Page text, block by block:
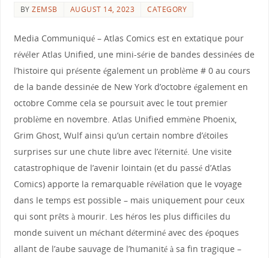
BYZEMSB AUGUST 14, 2023 CATEGORY
Media Communiqué – Atlas Comics est en extatique pour
révéler Atlas Unified, une mini-série de bandes dessinées de
l’histoire qui présente également un problème # 0 au cours
de la bande dessinée de New York d’octobre également en
octobre Comme cela se poursuit avec le tout premier
problème en novembre. Atlas Unified emmène Phoenix,
Grim Ghost, Wulf ainsi qu’un certain nombre d’étoiles
surprises sur une chute libre avec l’éternité. Une visite
catastrophique de l’avenir lointain (et du passé d’Atlas
Comics) apporte la remarquable révélation que le voyage
dans le temps est possible – mais uniquement pour ceux
qui sont prêts à mourir. Les héros les plus difficiles du
monde suivent un méchant déterminé avec des époques
allant de l’aube sauvage de l’humanité à sa fin tragique –